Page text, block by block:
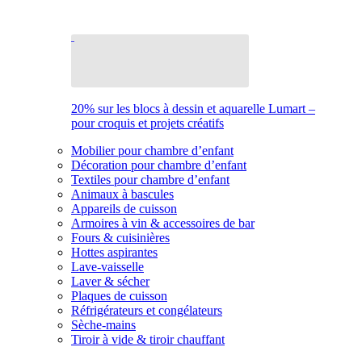
20% sur les blocs à dessin et aquarelle Lumart –
pour croquis et projets créatifs
Mobilier pour chambre d’enfant
Décoration pour chambre d’enfant
Textiles pour chambre d’enfant
Animaux à bascules
Appareils de cuisson
Armoires à vin & accessoires de bar
Fours & cuisinières
Hottes aspirantes
Lave-vaisselle
Laver & sécher
Plaques de cuisson
Réfrigérateurs et congélateurs
Sèche-mains
Tiroir à vide & tiroir chauffant